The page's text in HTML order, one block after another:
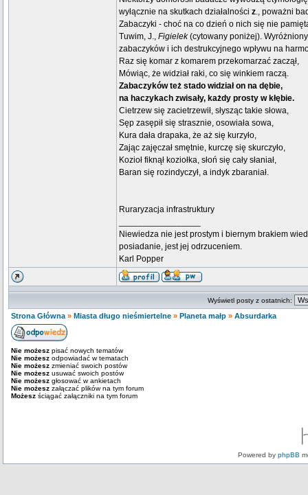
wyłącznie na skutkach działalności z., poważni
Zabaczyki - choć na co dzień o nich się nie
Tuwim, J., Figielek(cytowany poniżej).
zabaczyków i ich destrukcyjnego wpływu na
Raz się komar z komarem przekomarzać zaczął,
Mówiąc, że widział raki, co się winkiem raczą.
Zabaczyków też stado widział on na dębie,
na haczykach zwisały, każdy prosty w kłębie.
Cietrzew się zacietrzewił, słysząc takie słowa,
Sęp zasępił się strasznie, osowiała sowa,
Kura dała drapaka, że aż się kurzyło,
Zając zajęczał smętnie, kurczę się skurczyło,
Kozioł fiknął koziołka, słoń się cały słaniał,
Baran się rozindyczył, a indyk zbaraniał.
Ruraryzacja infrastruktury
Niewiedza nie jest prostym i biernym brakiem
posiadanie, jest jej odrzuceniem.
Karl Popper
Wyświetl posty z ostatnich:
Strona Główna » Miasta długo nieśmiertelne » Planeta małp » Absurdarka
Nie możesz pisać nowych tematów
Nie możesz odpowiadać w tematach
Nie możesz zmieniać swoich postów
Nie możesz usuwać swoich postów
Nie możesz głosować w ankietach
Nie możesz załączać plików na tym forum
Możesz ściągać załączniki na tym forum
Powered by phpBB